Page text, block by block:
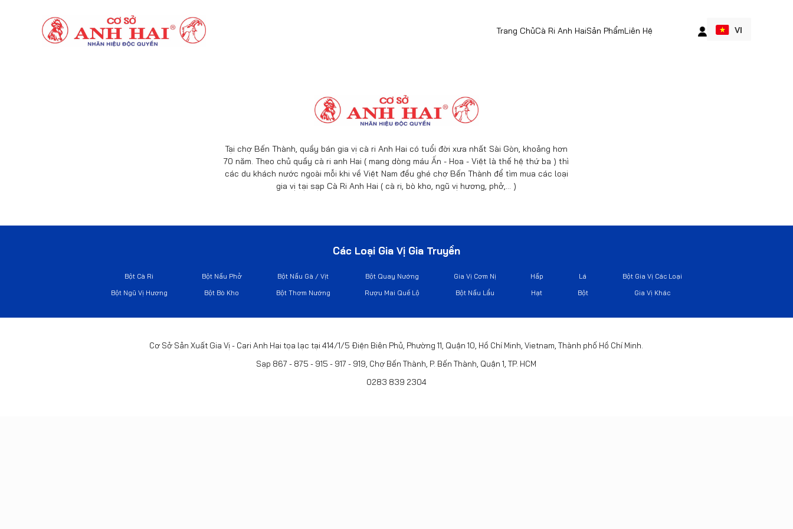
Trang ChủCà Ri Anh HaiSản PhẩmLiên Hệ VI
Tại chợ Bến Thành, quầy bán gia vị cà ri Anh Hai có tuổi đời xưa nhất Sài Gòn, khoảng hơn
70 năm. Theo chủ quầy cà ri anh Hai ( mang dòng máu Ấn - Hoa - Việt là thế hệ thứ ba ) thì
các du khách nước ngoài mỗi khi về Việt Nam đều ghé chợ Bến Thành để tìm mua các loại
gia vị tại sạp Cà Ri Anh Hai ( cà ri, bò kho, ngũ vị hương, phở,… )
Các Loại Gia Vị Gia Truyền
Bột Cà Ri Bột Nấu Phở Bột Nấu Gà / Vịt Bột Quay Nướng Gia Vị Cơm Nị Hấp Lá
Bột Gia Vị Các Loại
Bột Ngũ Vị Hương
Bột Bò Kho Bột Thơm Nướng Rượu Mai Quế Lộ Bột Nấu Lẩu Hạt Bột Gia Vị Khác
Cơ Sở Sản Xuất Gia Vị - Cari Anh Hai tọa lạc tại 414/1/5 Điện Biên Phủ, Phường 11, Quận 10, Hồ Chí Minh, Vietnam, Thành phố Hồ Chí Minh.
Sạp 867 - 875 - 915 - 917 - 919, Chợ Bến Thành, P. Bến Thành, Quận 1, TP. HCM
0283 839 2304